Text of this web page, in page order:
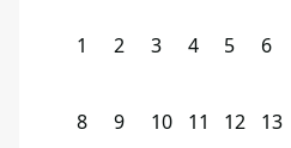
1 2 3 4 5 6
8 9 10 11 12 13